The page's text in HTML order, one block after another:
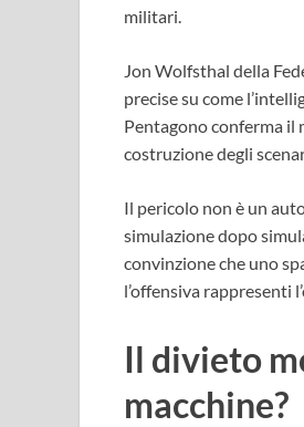
militari.
Jon Wolfsthal della
precise su come
Pentagono conferma il
costruzione degli
Il pericolo non è un
simulazione dopo
convinzione che uno
l’offensiva rappresenti
Il divieto
macchine?